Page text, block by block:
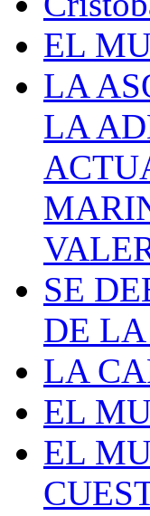
EL
LA
LA
SE
DE
LA
EL
EL